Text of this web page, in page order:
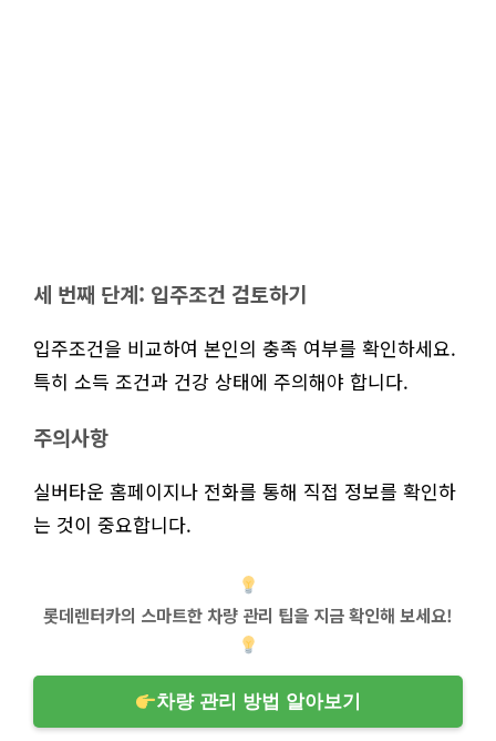
세 번째 단계: 입주조건 검토하기
입주조건을 비교하여 본인의 충족 여부를 확인하세요.
특히 소득 조건과 건강 상태에 주의해야 합니다.
주의사항
실버타운 홈페이지나 전화를 통해 직접 정보를 확인하
는 것이 중요합니다.
롯데렌터카의 스마트한 차량 관리 팁을 지금 확인해 보세요!
차량 관리 방법 알아보기